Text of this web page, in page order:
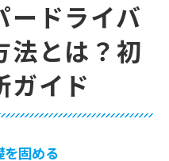
なドライブレッスン
ププログラム
埼玉で安心して運転
習所の選び方
ードライバ
法とは？初
ガイド
を固める